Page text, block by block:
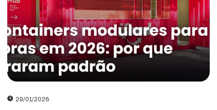
29/01/2026